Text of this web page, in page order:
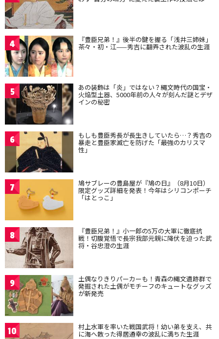
4 『豊臣兄弟！』後半の鍵を握る「浅井三姉妹」
茶々・初・江——秀吉に翻弄された波乱の生涯
5 あの装飾は「炎」ではない？縄文時代の国宝・
火焔型土器、5000年前の人々が刻んだ謎とデザ
インの秘密
6 もしも豊臣秀長が長生きしていたら…？秀吉の
暴走と豊臣家滅亡を防げた「最強のカリスマ
性」
7 鳩サブレーの豊島屋が『鳩の日』（8月10日）
限定グッズ詳細を発表！今年はシリコンポーチ
「はとっこ」
8 『豊臣兄弟！』小一郎の5万の大軍に徹底抗
戦！切腹覚悟で長宗我部元親に降伏を迫った武
将・谷忠澄の生涯
9 土偶なりきりパーカーも！青森の縄文遺跡群で
発掘された土偶がモチーフのキュートなグッズ
が新発売
10 村上水軍を率いた戦国武将！幼い弟を支え、共
に海へ散った得居通幸の波乱に満ちた生涯